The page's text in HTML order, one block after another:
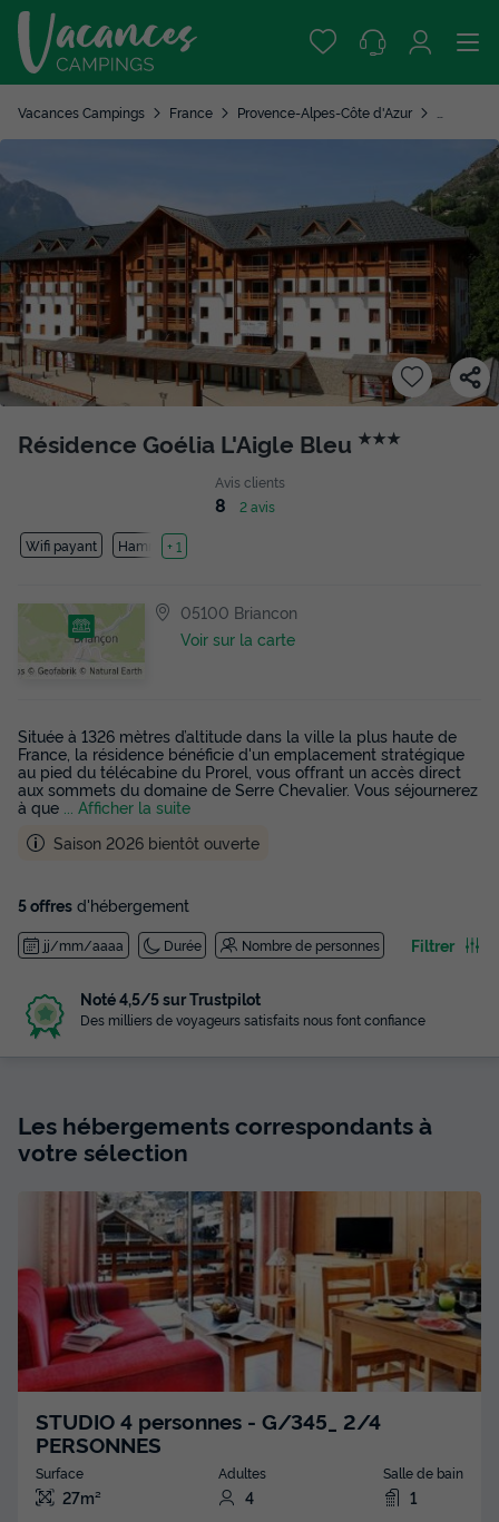
Vacances Campings France Provence-Alpes-Côte d'Azur
Résidence Goélia L'Aigle Bleu ★★★
Avis clients
8 2 avis
Wifi payant Hammam
+ 1
05100 Briancon
Voir sur la carte
Située à 1326 mètres d’altitude dans la ville la plus haute de
France, la résidence bénéficie d'un emplacement stratégique
au pied du télécabine du Prorel, vous offrant un accès direct
aux sommets du domaine de Serre Chevalier. Vous séjournerez
à que
... Afficher la suite
Saison 2026 bientôt ouverte
5 offres d'hébergement
jj/mm/aaaa Durée Nombre de personnes Filtrer
Noté 4,5/5 sur Trustpilot
Des milliers de voyageurs satisfaits nous font confiance
Les hébergements correspondants à
votre sélection
STUDIO 4 personnes - G/345_ 2/4
PERSONNES
Surface
27m²
Adultes
4
Salle de bain
1